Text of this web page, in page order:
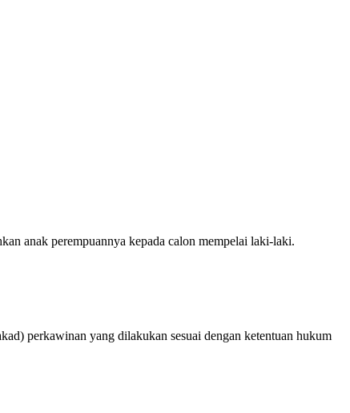
anak perempuannya kepada calon mempelai laki-laki.
perkawinan yang dilakukan sesuai dengan ketentuan hukum